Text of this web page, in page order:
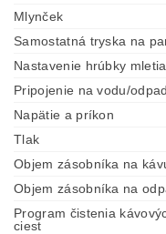
Mlynček
Samostatná tryska na
Nastavenie hrúbky mletia
Pripojenie na vodu/odpad
Napätie a príkon
Tlak
Objem zásobníka na
Objem zásobníka na
Program čistenia
ciest